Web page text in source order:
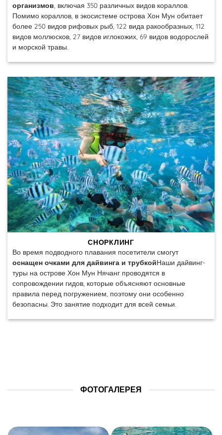
организмов , включая 350 различных видов кораллов.
Помимо кораллов, в экосистеме острова Хон Мун обитает
более 250 видов рифовых рыб, 122 вида ракообразных, 112
видов моллюсков, 27 видов иглокожих, 69 видов водорослей
и морской травы.
СНОРКЛИНГ
Во время подводного плавания посетители смогут
оснащен очками для дайвинга и трубкойНаши дайвинг-
туры на острове Хон Мун Нячанг проводятся в
сопровождении гидов, которые объясняют основные
правила перед погружением, поэтому они особенно
безопасны. Это занятие подходит для всей семьи.
ФОТОГАЛЕРЕЯ